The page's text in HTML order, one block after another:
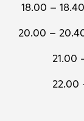
18.00 – 18.40
20.00 –
21.00
22.00